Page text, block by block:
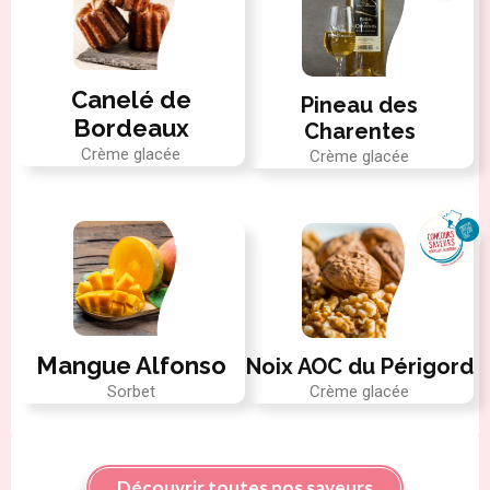
Canelé de
Bordeaux
Crème glacée
Pineau des
Charentes
Crème glacée
Mangue Alfonso
Sorbet
Noix AOC du Périgord
Crème glacée